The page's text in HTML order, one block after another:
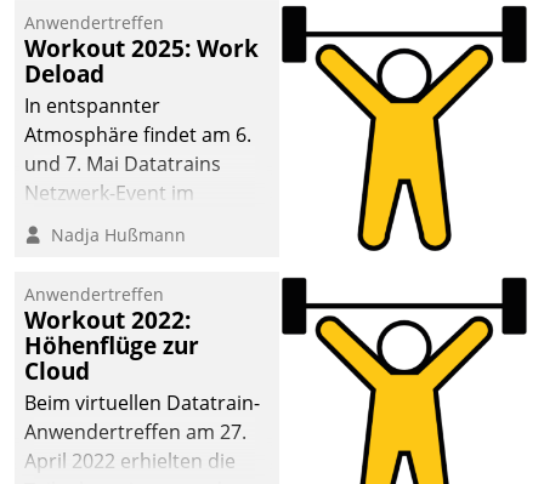
Anwendertreffen
Workout 2025: Work
Deload
In entspannter
Atmosphäre findet am 6.
und 7. Mai Datatrains
Netzwerk-Event im
Kunden- und Partnerkreis
statt. Zentrale Frage: Wie
Mammutprojekte
meistern und Workloads
wuppen – bei zunehmend
anspruchsvollen
Aufgaben und
abnehmendem
Nadja Hußmann
Anwendertreffen
Workout 2022:
Höhenflüge zur
Cloud
Beim virtuellen Datatrain-
Anwendertreffen am 27.
April 2022 erhielten die